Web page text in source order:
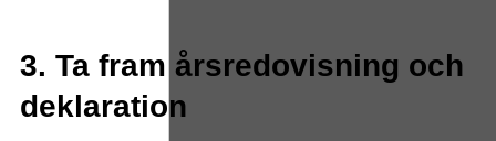
3. Ta fram årsredovisning och
deklaration